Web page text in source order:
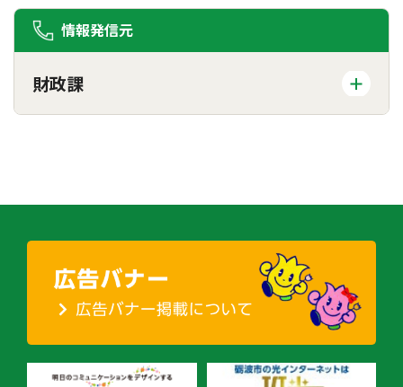
情報発信元
財政課